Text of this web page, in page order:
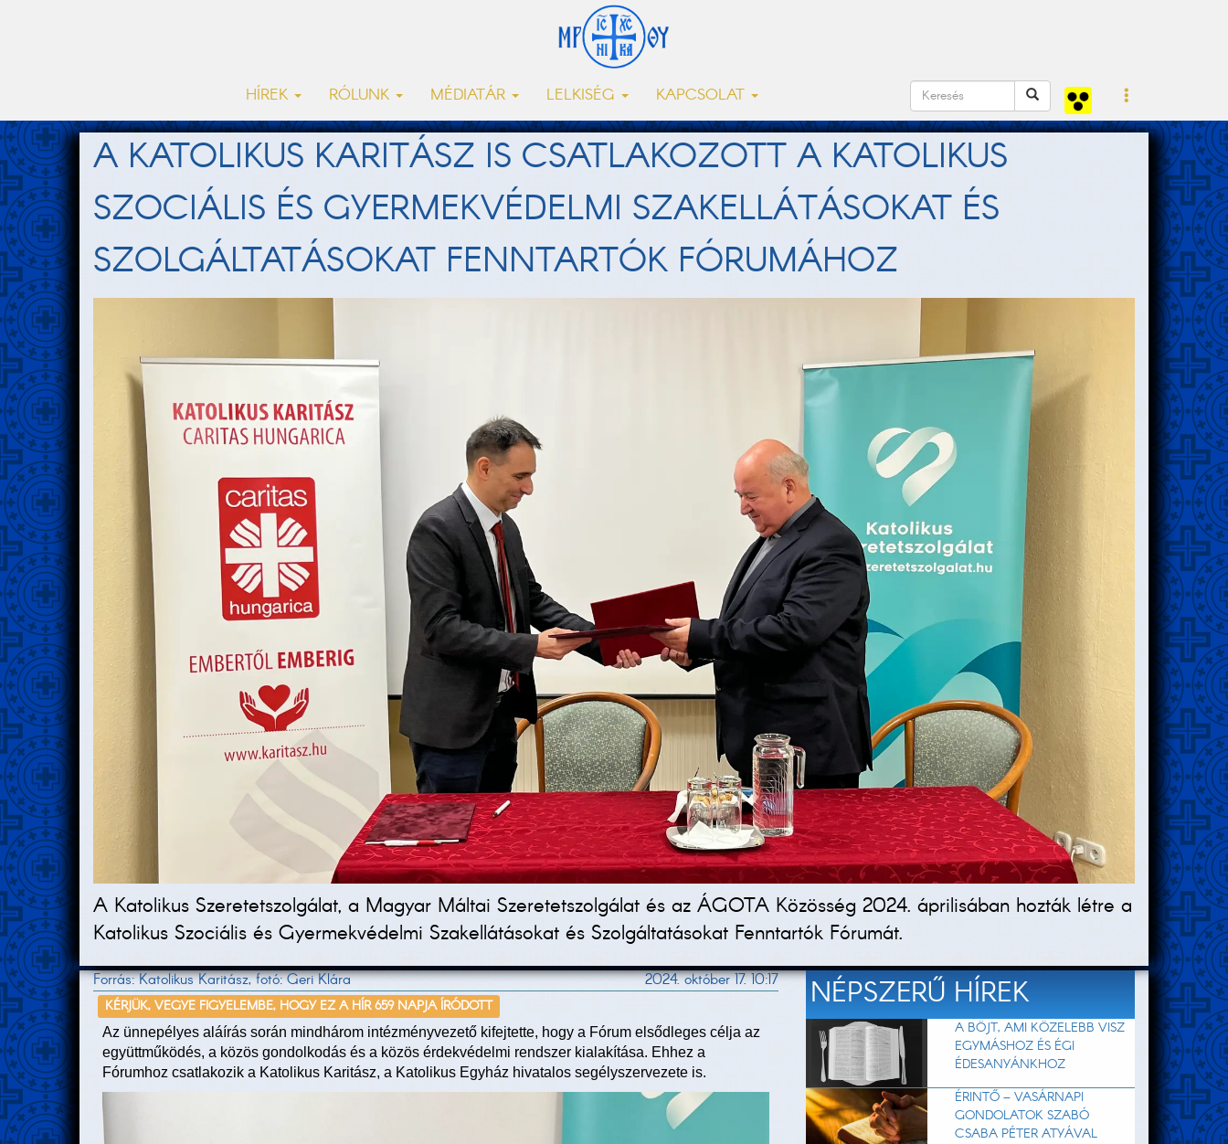
HÍREK RÓLUNK MÉDIATÁR LELKISÉG KAPCSOLAT
A KATOLIKUS KARITÁSZ IS CSATLAKOZOTT A KATOLIKUS
SZOCIÁLIS ÉS GYERMEKVÉDELMI SZAKELLÁTÁSOKAT ÉS
SZOLGÁLTATÁSOKAT FENNTARTÓK FÓRUMÁHOZ
A Katolikus Szeretetszolgálat, a Magyar Máltai Szeretetszolgálat és az ÁGOTA Közösség 2024. áprilisában hozták létre a
Katolikus Szociális és Gyermekvédelmi Szakellátásokat és Szolgáltatásokat Fenntartók Fórumát.
Forrás: Katolikus Karitász, fotó: Geri Klára 2024. október 17. 10:17
KÉRJÜK, VEGYE FIGYELEMBE, HOGY EZ A HÍR 659 NAPJA ÍRÓDOTT
Az ünnepélyes aláírás során mindhárom intézményvezető kifejtette, hogy a Fórum elsődleges célja az
együttműködés, a közös gondolkodás és a közös érdekvédelmi rendszer kialakítása. Ehhez a
Fórumhoz csatlakozik a Katolikus Karitász, a Katolikus Egyház hivatalos segélyszervezete is.
NÉPSZERŰ HÍREK
A BÖJT, AMI KÖZELEBB VISZ
EGYMÁSHOZ ÉS ÉGI
ÉDESANYÁNKHOZ
ÉRINTŐ – VASÁRNAPI
GONDOLATOK SZABÓ
CSABA PÉTER ATYÁVAL